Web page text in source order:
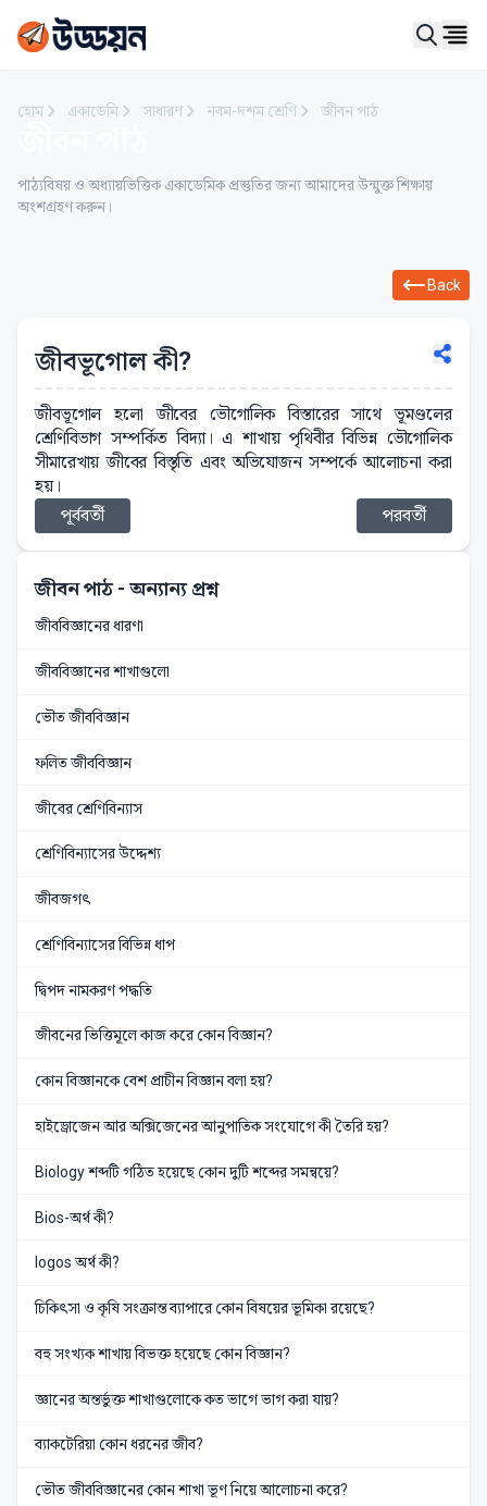
হোম একাডেমি সাধারণ নবম-দশম শ্রেণি জীবন পাঠ
পাঠ্যবিষয় ও অধ্যায়ভিত্তিক একাডেমিক প্রস্তুতির জন্য আমাদের উন্মুক্ত শিক্ষায়
অংশগ্রহণ করুন।
Back
জীবভূগোল কী?
জীবভূগোল হলো জীবের ভৌগোলিক বিস্তারের সাথে ভূমণ্ডলের
শ্রেণিবিভাগ সম্পর্কিত বিদ্যা। এ শাখায় পৃথিবীর বিভিন্ন ভৌগোলিক
সীমারেখায় জীবের বিস্তৃতি এবং অভিযোজন সম্পর্কে আলোচনা করা
হয়।
পূর্ববর্তী
পরবর্তী
জীবন পাঠ- অন্যান্য প্রশ্ন
জীববিজ্ঞানের ধারণা
জীববিজ্ঞানের শাখাগুলো
ভৌত জীববিজ্ঞান
ফলিত জীববিজ্ঞান
জীবের শ্রেণিবিন্যাস
শ্রেণিবিন্যাসের উদ্দেশ্য
জীবজগৎ
শ্রেণিবিন্যাসের বিভিন্ন ধাপ
দ্বিপদ নামকরণ পদ্ধতি
জীবনের ভিত্তিমূলে কাজ করে কোন বিজ্ঞান?
কোন বিজ্ঞানকে বেশ প্রাচীন বিজ্ঞান বলা হয়?
হাইড্রোজেন আর অক্সিজেনের আনুপাতিক সংযোগে কী তৈরি হয়?
Biology শব্দটি গঠিত হয়েছে কোন দুটি শব্দের সমন্বয়ে?
Bios-অর্থ কী?
logos অর্থ কী?
চিকিৎসা ও কৃষি সংক্রান্ত ব্যাপারে কোন বিষয়ের ভূমিকা রয়েছে?
বহু সংখ্যক শাখায় বিভক্ত হয়েছে কোন বিজ্ঞান?
জ্ঞানের অন্তর্ভুক্ত শাখাগুলোকে কত ভাগে ভাগ করা যায়?
ব্যাকটেরিয়া কোন ধরনের জীব?
ভৌত জীববিজ্ঞানের কোন শাখা ভূণ নিয়ে আলোচনা করে?